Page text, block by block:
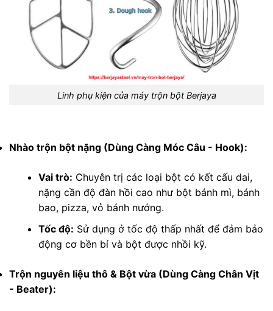
Linh phụ kiện của máy trộn bột Berjaya
Nhào trộn bột nặng (Dùng Càng Móc Câu - Hook):
Vai trò: Chuyên trị các loại bột có kết cấu dai,
nặng cần độ đàn hồi cao như bột bánh mì, bánh
bao, pizza, vỏ bánh nướng.
Tốc độ: Sử dụng ở tốc độ thấp nhất để đảm bảo
động cơ bền bỉ và bột được nhồi kỹ.
Trộn nguyên liệu thô & Bột vừa (Dùng Càng Chân Vịt
- Beater):